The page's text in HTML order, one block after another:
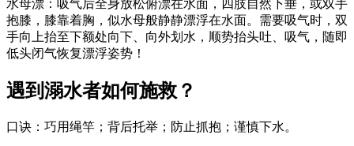
水母漂：吸气后全身放松俯漂在水面，四肢自然下垂，或双手
抱膝，膝靠着胸，似水母般静静漂浮在水面。需要吸气时，双
手向上抬至下额处向下、向外划水，顺势抬头吐、吸气，随即
低头闭气恢复漂浮姿势！
遇到溺水者如何施救？
口诀：巧用绳竿；背后托举；防止抓抱；谨慎下水。